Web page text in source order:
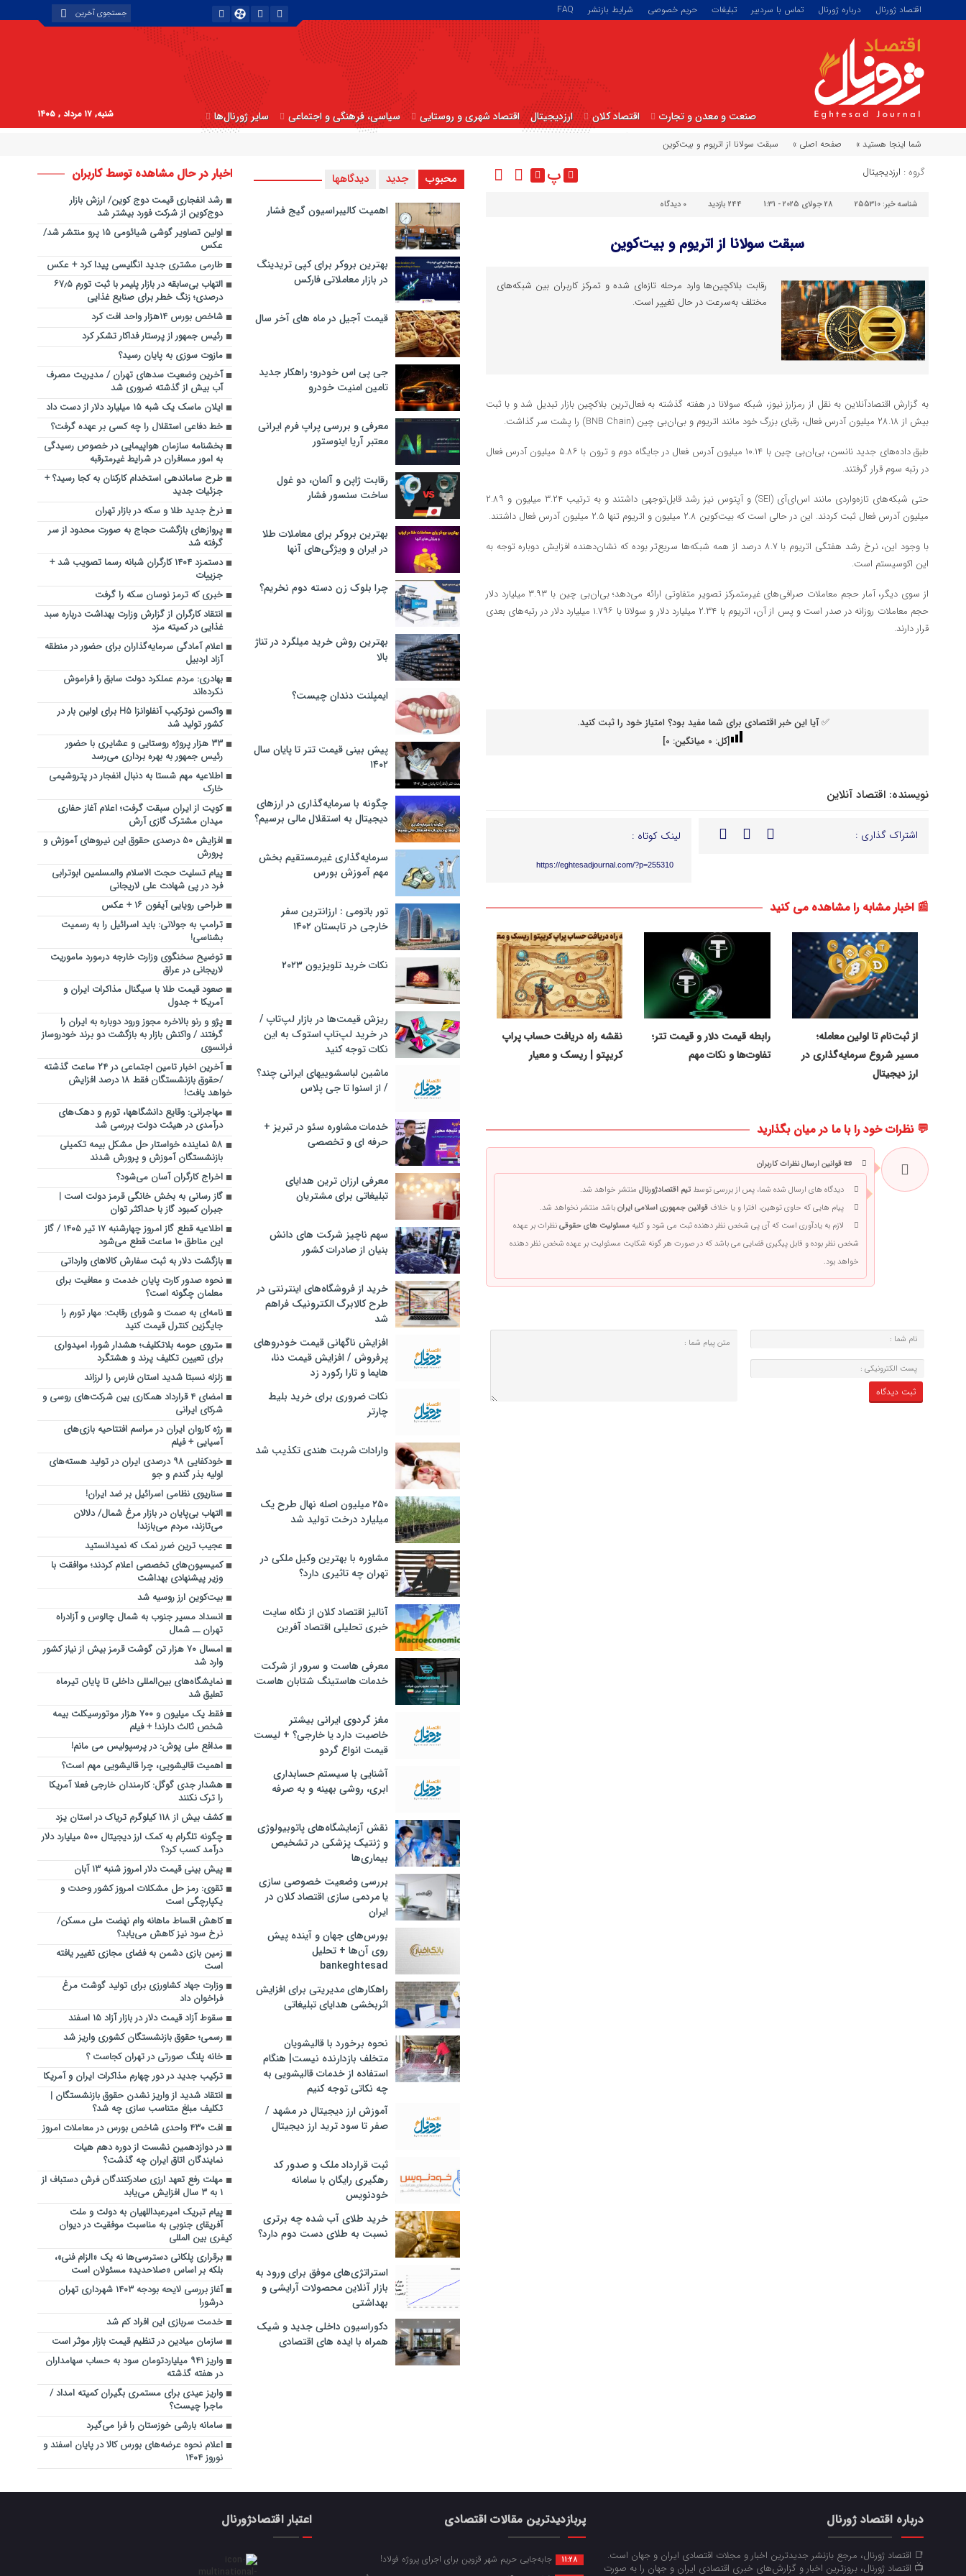
اقتصاد ژورنال درباره ژورنال تماس با سردبیر تبلیغات حریم خصوصی شرایط بازنشر FAQ
صنعت و معدن و تجارت اقتصاد کلان ارزدیجیتال اقتصاد شهری و روستایی سیاسی، فرهنگی و اجتماعی سایر ژورنال‌ها شنبه, ۱۷ مرداد , ۱۴۰۵
شما اینجا هستید » صفحه اصلی » سبقت سولانا از اتریوم و بیت‌کوین
گروه : ارزدیجیتال پ
شناسه خبر: 255310 28 جولای 2025 - 1:31 244 بازدید ۰ دیدگاه
سبقت سولانا از اتریوم و بیت‌کوین
رقابت بلاکچین‌ها وارد مرحله تازه‌ای شده و تمرکز کاربران بین شبکه‌های
مختلف به‌سرعت در حال تغییر است.
به گزارش اقتصادآنلاین به نقل از رمزارز نیوز، شبکه سولانا در هفته گذشته به فعال‌ترین بلاکچین بازار تبدیل شد و با ثبت
بیش از ۲۸.۱۸ میلیون آدرس فعال، رقبای بزرگ خود مانند اتریوم و بی‌ان‌بی چین (BNB Chain) را پشت سر گذاشت.
طبق داده‌های جدید نانسن، بی‌ان‌بی چین با ۱۰.۱۴ میلیون آدرس فعال در جایگاه دوم و ترون با ۵.۸۶ میلیون آدرس فعال
در رتبه سوم قرار گرفتند.
حتی شبکه‌های تازه‌واردی مانند اس‌ای‌آی (SEI) و آپتوس نیز رشد قابل‌توجهی داشتند و به ترتیب ۳.۲۴ میلیون و ۲.۸۹
میلیون آدرس فعال ثبت کردند. این در حالی است که بیت‌کوین ۲.۸ میلیون و اتریوم تنها ۲.۵ میلیون آدرس فعال داشتند.
با وجود این، نرخ رشد هفتگی اتریوم با ۸.۷ درصد از همه شبکه‌ها سریع‌تر بوده که نشان‌دهنده افزایش دوباره توجه به
این اکوسیستم است.
از سوی دیگر، آمار حجم معاملات صرافی‌های غیرمتمرکز تصویر متفاوتی ارائه می‌دهد؛ بی‌ان‌بی چین با ۳.۹۳ میلیارد دلار
حجم معاملات روزانه در صدر است و پس از آن، اتریوم با ۲.۳۴ میلیارد دلار و سولانا با ۱.۷۹۶ میلیارد دلار در رتبه‌های بعدی
قرار دارند.
✅ آیا این خبر اقتصادی برای شما مفید بود؟ امتیاز خود را ثبت کنید.
[کل: 0 میانگین: 0
]
نویسنده: اقتصاد آنلاین
اشتراک گذاری : لینک کوتاه :
https://eghtesadjournal.com/?p=255310
📰 اخبار مشابه را مشاهده می کنید
از ثبت‌نام تا اولین معامله؛
مسیر شروع سرمایه‌گذاری در
ارز دیجیتال
رابطه قیمت دلار و قیمت تتر؛
تفاوت‌ها و نکات مهم
نقشه راه دریافت حساب پراپ
کریپتو | ریسک‌ و معیار
💬 نظرات خود را با ما در میان بگذارید
📜 قوانین ارسال نظرات کاربران
دیدگاه های ارسال شده شما، پس از بررسی توسط تیم اقتصادژورنال منتشر خواهد شد.
پیام هایی که حاوی توهین، افترا و یا خلاف قوانین جمهوری اسلامی ایرانباشد منتشر نخواهد شد.
لازم به یادآوری است که آی پی شخص نظر دهنده ثبت می شود و کلیه مسئولیت های حقوقینظرات بر عهده
شخص نظر بوده و قابل پیگیری قضایی می باشد که در صورت هر گونه شکایت مسئولیت بر عهده شخص نظر دهنده
خواهد بود.
محبوب جدید دیدگاهها
اهمیت کالیبراسیون گیج فشار
بهترین بروکر برای کپی‌ تریدینگ
در بازار معاملاتی فارکس
قیمت آجیل در ماه های آخر سال
جی پی اس خودرو؛ راهکار جدید
تامین امنیت خودرو
معرفی و بررسی پراپ فرم ایرانی
معتبر آریا اینوستور
رقابت ژاپن و آلمان، دو غول
ساخت سنسور فشار
بهترین بروکر برای معاملات طلا
در ایران و ویژگی‌های آنها
چرا بلوک زن دسته دوم نخریم؟
بهترین روش خرید میلگرد در تناژ
بالا
ایمپلنت دندان چیست؟
پیش بینی قیمت تتر تا پایان سال
۱۴۰۲
چگونه با سرمایه‌گذاری در ارزهای
دیجیتال به استقلال مالی برسیم؟
سرمایه‌گذاری غیرمستقیم بخش
مهم آموزش بورس
تور باتومی : ارزانترین سفر
خارجی در تابستان ۱۴۰۲
نکات خرید تلویزیون ۲۰۲۳
ریزش قیمت‌ها در بازار لپ‌تاپ /
در خرید لپ‌تاپ استوک به این
نکات توجه کنید
ماشین لباسشویی‎های ایرانی چند؟
/ از اسنوا تا جی پلاس
خدمات مشاوره سئو در تبریز +
حرفه ای و تخصصی
معرفی ارزان ترین هدایای
تبلیغاتی برای مشتریان
سهم ناچیز شرکت های دانش
بنیان از صادرات کشور
خرید از فروشگاه‌های اینترنتی در
طرح کالابرگ الکترونیک فراهم
شد
افزایش ناگهانی قیمت خودروهای
پرفروش / افزایش قیمت دنا،
هایما و تارا رکورد زد
نکات ضروری برای خرید بلیط
چارتر
وارادات شربت هندی تکذیب شد
۲۵۰ میلیون اصله نهال طرح یک
میلیارد درخت تولید شد
مشاوره با بهترین وکیل ملکی در
تهران چه تاثیری دارد؟
آنالیز اقتصاد کلان از نگاه سایت
خبری تحلیلی اقتصاد آفرین
معرفی هاست و سرور از شرکت
خدمات هاستینگ شتابان هاست
مغز گردوی ایرانی بیشتر
خاصیت دارد یا خارجی؟ + لیست
قیمت انواع گردو
آشنایی با سیستم حسابداری
ابری، روشی بهینه و به صرفه
نقش آزمایشگاه‌های پاتوبیولوژی
و ژنتیک پزشکی در تشخیص
بیماری‌ها
بررسی وضعیت خصوصی سازی
یا مردمی سازی اقتصاد کلان در
ایران
بورس‌های جهان و آینده پیش
روی آن‌ها + تحلیل
bankeghtesad
راهکارهای مدیریتی برای افزایش
اثربخشی هدایای تبلیغاتی
نحوه برخورد با قالیشویان
متخلف بازدارنده نیست| هنگام
استفاده از خدمات قالیشویی به
چه نکاتی توجه کنیم
آموزش ارز دیجیتال در مشهد /
صفر تا سود ترید ارز دیجیتال
ثبت قرارداد ملک و صدور کد
رهگیری رایگان با سامانه
خودنویس
خرید طلای آب شده چه برتری
نسبت به طلای دست دوم دارد؟
استراتژی‌های موفق برای ورود به
بازار آنلاین محصولات آرایشی و
بهداشتی
دکوراسیون داخلی جدید و شیک
همراه با ایده های اقتصادی
اخبار در حال مشاهده توسط کاربران
رشد انفجاری قیمت دوج کوین/ ارزش بازار
دوج‌کوین از شرکت فورد بیشتر شد
اولین تصاویر گوشی شیائومی ۱۵ پرو منتشر شد/
عکس
طارمی مشتری جدید انگلیسی پیدا کرد + عکس
التهاب بی‌سابقه در بازار پلیمر با ثبت تورم ۶۷٫۵
درصدی؛ زنگ خطر برای صنایع غذایی
شاخص بورس ۱۴هزار واحد افت کرد
رئیس جمهور از پرستار فداکار تشکر کرد
مازوت سوزی به پایان رسید؟
آخرین وضعیت سدهای تهران / مدیریت مصرف
آب بیش از گذشته ضروری شد
ایلان ماسک یک شبه ۱۵ میلیارد دلار از دست داد
خط دفاعی استقلال را چه کسی بر عهده گرفت؟
بخشنامه سازمان هواپیمایی در خصوص رسیدگی
به امور مسافران در شرایط غیرمترقبه
طرح ساماندهی استخدام کارکنان به کجا رسید؟ +
جزئیات جدید
نرخ جدید طلا و سکه در بازار تهران
پروازهای بازگشت حجاج به صورت محدود از سر
گرفته شد
دستمزد ۱۴۰۴ کارگران شبانه رسما تصویب شد +
جزییات
خبری که ترمز نوسان سکه را گرفت
انتقاد کارگران از گزارش وزارت بهداشت درباره سبد
غذایی در کمیته مزد
اعلام آمادگی سرمایه‌گذاران برای حضور در منطقه
آزاد اردبیل
بهادری: مردم عملکرد دولت سابق را فراموش
نکرده‌اند
واکسن نوترکیب آنفلوانزا H5 برای اولین بار در
کشور تولید شد
۳۳ هزار پروژه روستایی و عشایری با حضور
رئیس جمهور به بهره برداری می‌رسد
اطلاعیه مهم شستا به دنبال انفجار در پتروشیمی
خارک
کویت از ایران سبقت گرفت؛ اعلام آغاز حفاری
میدان مشترک گازی آرش
افزایش ۵۰ درصدی حقوق این نیروهای آموزش و
پرورش
پیام تسلیت حجت الاسلام والمسلمین ابوترابی
فرد در پی شهادت علی لاریجانی
طراحی رویایی آیفون ۱۶ + عکس
ترامپ به جولانی: باید اسرائیل را به رسمیت
بشناسی!
توضیح سخنگوی وزارت خارجه درمورد ماموریت
لاریجانی در عراق
صعود قیمت طلا با سیگنال مذاکرات ایران و
آمریکا + جدول
پژو و رنو بالاخره مجوز ورود دوباره به ایران را
گرفتند / واکنش بازار به بازگشت دو برند خودروساز
فرانسوی
آخرین اخبار تامین اجتماعی در ۲۴ ساعت گذشته
/حقوق بازنشستگان فقط ۱۸ درصد افزایش
خواهد یافت!
مهاجرانی: وقایع دانشگاهها، تورم و دهک‌های
درآمدی در هیئت دولت بررسی شد
۵۸ نماینده خواستار حل مشکل بیمه تکمیلی
بازنشستگان آموزش و پرورش شدند
اخراج کارگران آسان می‌شود؟
گاز رسانی به بخش خانگی قرمز دولت است |
جبران کمبود گاز با حداکثر توان
اطلاعیه قطع گاز امروز چهارشنبه ۱۷ تیر ۱۴۰۵ / گاز
این مناطق ۱۰ ساعت قطع می‌شود
بازگشت دلار به ثبت سفارش کالاهای وارداتی
نحوه صدور کارت پایان خدمت و معافیت برای
معلمان چگونه است؟
نامه‌ای به صمت و شورای رقابت: مهار تورم را
جایگزین کنترل قیمت کنید
متروی حومه بلاتکلیف؛ هشدار شورا، امیدواری
برای تعیین تکلیف پرند و هشتگرد
زلزله نسبتا شدید استان فارس را لرزاند
امضای ۴ قرارداد همکاری بین شرکت‌های روسی و
شرکای ایرانی
رژه کاروان ایران در مراسم افتتاحیه بازی‌های
آسیایی + فیلم
خودکفایی ۹۸ درصدی ایران در تولید هسته‌های
اولیه بذر گندم و جو
سناریوی نظامی اسرائیل بر ضد ایران!
التهاب بی‌پایان در بازار مرغ شمال/ دلالان
می‌تازند، مردم می‌بازند!
عجیب ترین ضرر نمک که نمیدانستید
کمیسیون‌های تخصصی اعلام کردند؛ موافقت با
وزیر پیشنهادی بهداشت
بیت‌کوین ارز روسیه شد
انسداد مسیر جنوب به شمال چالوس و آزادراه
تهران ــ شمال
امسال ۷۰ هزار تن گوشت قرمز بیش از نیاز کشور
وارد شد
نمایشگاه‌های بین‌المللی داخلی تا پایان تیرماه
تعلیق شد
فقط یک میلیون و ۷۰۰ هزار موتورسیکلت بیمه
شخص ثالث دارند! + فیلم
مدافع ملی پوش: در پرسپولیس می مانم!
اهمیت قالیشویی، چرا قالیشویی مهم است؟
هشدار جدی گوگل: کارمندان خارجی فعلا آمریکا
را ترک نکنند
کشف بیش از ۱۱۸ کیلوگرم تریاک در استان یزد
چگونه تلگرام به کمک ارز دیجیتال ۵۰۰ میلیارد دلار
درآمد کسب کرد؟
پیش بینی قیمت دلار امروز شنبه ۱۳ آبان
تقوی: رمز حل مشکلات امروز کشور وحدت و
یکپارچگی است
کاهش اقساط ماهانه وام نهضت ملی مسکن/
نرخ سود نیز کاهش می‌یابد؟
زمین بازی دشمن به فضای مجازی تغییر یافته
است
وزارت جهاد کشاورزی برای تولید گوشت مرغ
فراخوان داد
سقوط آزاد قیمت دلار در بازار آزاد ۱۵ اسفند
رسمی؛ حقوق بازنشستگان کشوری واریز شد
خانه پلنگ صورتی در تهران کجاست ؟
ترکیب جدید در دور چهارم مذاکرات ایران و آمریکا
انتقاد شدید از واریز نشدن حقوق بازنشستگان |
تکلیف مبلغ متناسب سازی چه شد؟
افت ۴۳۰ واحدی شاخص بورس در معاملات امروز
در دوازدهمین نشست از دوره دهم هیات
نمایندگان اتاق ایران چه گذشت؟
مهلت رفع تعهد ارزی صادرکنندگان فرش دستباف از
۱ به ۳ سال افزایش می‌یابد
پیام تبریک امیرعبداللهیان به دولت و ملت
آفریقای جنوبی به مناسبت موفقیت در دیوان
کیفری بین المللی
برقراری پلکانی دسترسی‌ها نه یک «الزام فنی»،
بلکه بر اساس «صلاحدید» مسئولان است
آغاز بررسی لایحه بودجه ۱۴۰۳ شهرداری تهران
درشورا
خدمت سربازی این افراد کم شد
سازمان میادین در تنظیم قیمت بازار موثر است
واریز ۹۴۱ میلیاردتومان سود به حساب سهامداران
در هفته گذشته
واریز عیدی برای مستمری بگیران کمیته امداد /
ماجرا چیست؟
سامانه بارشی خوزستان را فرا می‌گیرد
اعلام نحوه عرضه‌های بورس کالا در پایان اسفند و
نوروز ۱۴۰۴
درباره اقتصاد ژورنال
📑 اقتصاد ژورنال، مرجع بازنشر جدیدترین اخبار و مجلات اقتصادی ایران و جهان است.
📺 اقتصاد ژورنال، بروزترین اخبار و گزارش‌های خبری اقتصادی ایران و جهان را به صورت
پربازدیدترین مقالات اقتصادی
11:28 جابه‌جایی حریم شهر قزوین برای اجرای پروژه فولاد!
اعتبار اقتصادژورنال